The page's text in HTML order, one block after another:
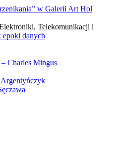
w Galerii Art Hol
Telekomunikacji i
epoki danych
Charles Mingus